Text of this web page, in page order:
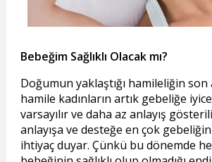
Bebeğim Sağlıklı Olacak mı?
Doğumun yaklaştığı hamileliğin son
hamile kadınların artık gebeliğe iyice
varsayılır ve daha az anlayış
anlayışa ve desteğe en çok
ihtiyaç duyar. Çünkü bu dönemde